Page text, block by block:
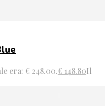
era: € 248.00.€ 148.80Il